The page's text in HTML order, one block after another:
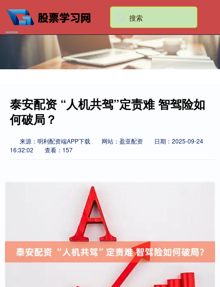
泰安配资 “人机共驾”定责难 智驾险如
何破局？
来源：明利配资端APP下载 网站：盈亚配资
日期：2025-09-24
16:32:02
查看：157